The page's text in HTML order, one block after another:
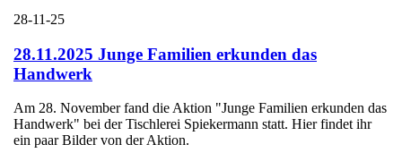
28-11-25
28.11.2025 Junge Familien erkunden das
Handwerk
Am 28. November fand die Aktion "Junge Familien erkunden das
Handwerk" bei der Tischlerei Spiekermann statt. Hier findet ihr
ein paar Bilder von der Aktion.